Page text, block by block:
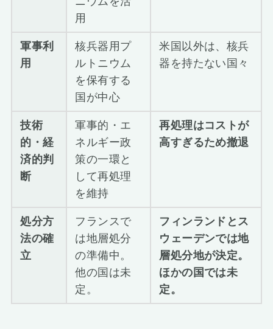
用
軍事利
用
核兵器用プ
ルトニウム
を保有する
国が中心
米国以外は、核兵
器を持たない国々
技術
的・経
済的判
断
軍事的・エ
ネルギー政
策の一環と
して再処理
を維持
再処理はコストが
高すぎるため撤退
処分方
法の確
立
フランスで
は地層処分
の準備中。
他の国は未
定。
フィンランドとス
ウェーデンでは地
層処分地が決定。
ほかの国では未
定。